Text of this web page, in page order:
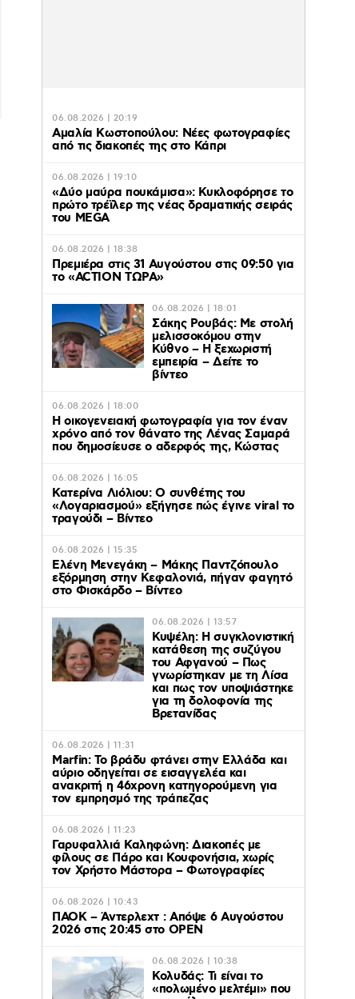
06.08.2026 | 20:19
Αμαλία Κωστοπούλου: Νέες φωτογραφίες
από τις διακοπές της στο Κάπρι
06.08.2026 | 19:10
«Δύο μαύρα πουκάμισα»: Κυκλοφόρησε το
πρώτο τρέϊλερ της νέας δραματικής σειράς
του MEGA
06.08.2026 | 18:38
Πρεμιέρα στις 31 Αυγούστου στις 09:50 για
το «ACTION ΤΩΡΑ»
06.08.2026 | 18:01
Σάκης Ρουβάς: Με στολή
μελισσοκόμου στην
Κύθνο – Η ξεχωριστή
εμπειρία – Δείτε το
βίντεο
06.08.2026 | 18:00
Η οικογενειακή φωτογραφία για τον έναν
χρόνο από τον θάνατο της Λένας Σαμαρά
που δημοσίευσε ο αδερφός της, Κώστας
06.08.2026 | 16:05
Κατερίνα Λιόλιου: Ο συνθέτης του
«Λογαριασμού» εξήγησε πώς έγινε viral το
τραγούδι – Βίντεο
06.08.2026 | 15:35
Ελένη Μενεγάκη – Μάκης Παντζόπουλο
εξόρμηση στην Κεφαλονιά, πήγαν φαγητό
στο Φισκάρδο – Βίντεο
06.08.2026 | 13:57
Κυψέλη: Η συγκλονιστική
κατάθεση της συζύγου
του Αφγανού – Πως
γνωρίστηκαν με τη Λίσα
και πως τον υποψιάστηκε
για τη δολοφονία της
Βρετανίδας
06.08.2026 | 11:31
Marfin: Το βράδυ φτάνει στην Ελλάδα και
αύριο οδηγείται σε εισαγγελέα και
ανακριτή η 46χρονη κατηγορούμενη για
τον εμπρησμό της τράπεζας
06.08.2026 | 11:23
Γαρυφαλλιά Καληφώνη: Διακοπές με
φίλους σε Πάρο και Κουφονήσια, χωρίς
τον Χρήστο Μάστορα – Φωτογραφίες
06.08.2026 | 10:43
ΠΑΟΚ – Άντερλεχτ : Απόψε 6 Αυγούστου
2026 στις 20:45 στο ΟΡΕΝ
06.08.2026 | 10:38
Κολυδάς: Τι είναι το
«πολωμένο μελτέμι» που